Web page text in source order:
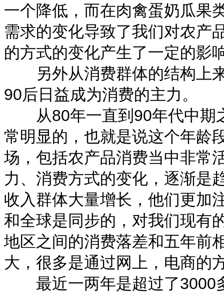
一个降低，而在肉禽蛋奶瓜果
需求的变化导致了我们对农产
的方式的变化产生了一定的影
另外从消费群体的结构上来
90后日益成为消费的主力。
从80年一直到90年代中期
常明显的，也就是说这个年龄
场，包括农产品消费当中非常
力、消费方式的变化，逐渐是
收入群体大量增长，他们更加
和全球是同步的，对我们现有
地区之间的消费落差和五年前
大，很多是通过网上，电商的
最近一两年是超过了3000